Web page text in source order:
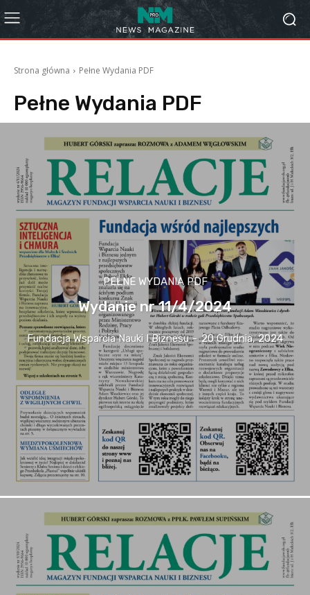
Strona główna Pełne Wydania PDF
Pełne Wydania PDF
PEŁNE WYDANIA PDF
Wydanie nr 11/4/2024
Fundacja Wsparcia Nauki I Biznesu - 20 Grudnia, 2024